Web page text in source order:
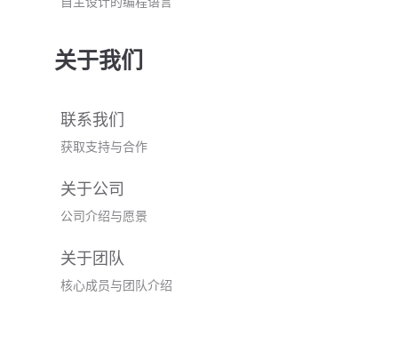
关于我们
联系我们
获取支持与合作
关于公司
公司介绍与愿景
关于团队
核心成员与团队介绍